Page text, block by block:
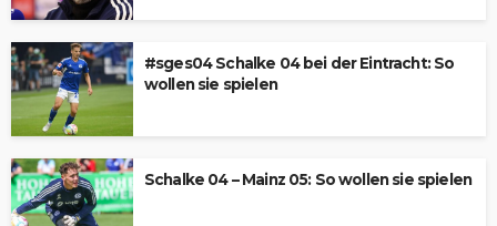
#sges04 Schalke 04 bei der Eintracht: So
wollen sie spielen
Schalke 04 – Mainz 05: So wollen sie spielen